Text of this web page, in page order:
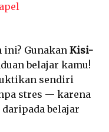
ini? GunakanKisi-
belajar kamu!
sendiri
stres — karena
belajar